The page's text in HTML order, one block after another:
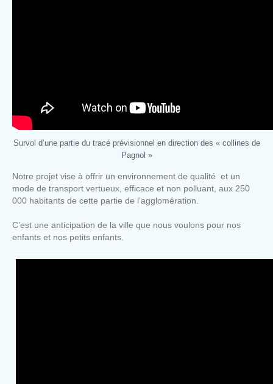
Survol d’une partie du tracé prévisionnel en direction des « collines de
Pagnol »
Notre projet vise à offrir un environnement de qualité et un
mode de transport vertueux, efficace et non polluant, aux 250
000 habitants de cette partie de l’agglomération.
C’est une anticipation de la ville que nous voulons pour nos
enfants et nos petits enfants.